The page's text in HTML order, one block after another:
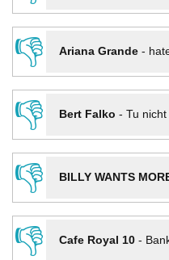
👎
Ariana Grande-
👎
Bert Falko - Tu nicht
👎
BILLY WANTS
👎
Cafe Royal 10-